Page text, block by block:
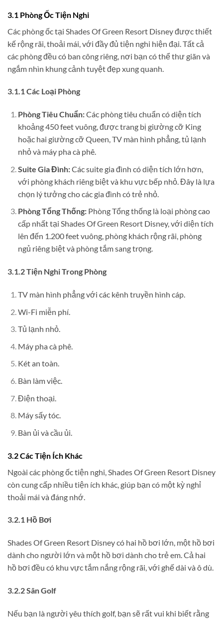
3.1 Phòng Ốc Tiện Nghi
Các phòng ốc tại Shades Of Green Resort Disney được thiết
kế rộng rãi, thoải mái, với đầy đủ tiện nghi hiện đại. Tất cả
các phòng đều có ban công riêng, nơi bạn có thể thư giãn và
ngắm nhìn khung cảnh tuyệt đẹp xung quanh.
3.1.1 Các Loại Phòng
Phòng Tiêu Chuẩn:Các phòng tiêu chuẩn có diện tích
khoảng 450 feet vuông, được trang bị giường cỡ King
hoặc hai giường cỡ Queen, TV màn hình phẳng, tủ lạnh
nhỏ và máy pha cà phê.
Suite Gia Đình:Các suite gia đình có diện tích lớn hơn,
với phòng khách riêng biệt và khu vực bếp nhỏ. Đây là lựa
chọn lý tưởng cho các gia đình có trẻ nhỏ.
Phòng Tổng Thống:Phòng Tổng thống là loại phòng cao
cấp nhất tại Shades Of Green Resort Disney, với diện tích
lên đến 1.200 feet vuông, phòng khách rộng rãi, phòng
ngủ riêng biệt và phòng tắm sang trọng.
3.1.2 Tiện Nghi Trong Phòng
TV màn hình phẳng với các kênh truyền hình cáp.
Wi-Fi miễn phí.
Tủ lạnh nhỏ.
Máy pha cà phê.
Két an toàn.
Bàn làm việc.
Điện thoại.
Máy sấy tóc.
Bàn ủi và cầu ủi.
3.2 Các Tiện Ích Khác
Ngoài các phòng ốc tiện nghi, Shades Of Green Resort Disney
còn cung cấp nhiều tiện ích khác, giúp bạn có một kỳ nghỉ
thoải mái và đáng nhớ.
3.2.1 Hồ Bơi
Shades Of Green Resort Disney có hai hồ bơi lớn, một hồ bơi
dành cho người lớn và một hồ bơi dành cho trẻ em. Cả hai
hồ bơi đều có khu vực tắm nắng rộng rãi, với ghế dài và ô dù.
3.2.2 Sân Golf
Nếu bạn là người yêu thích golf, bạn sẽ rất vui khi biết rằng